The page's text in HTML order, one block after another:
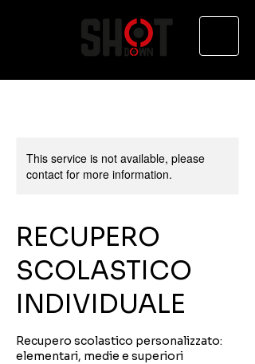
This service is not available, please
contact for more information.
RECUPERO
SCOLASTICO
INDIVIDUALE
Recupero scolastico personalizzato:
elementari, medie e superiori